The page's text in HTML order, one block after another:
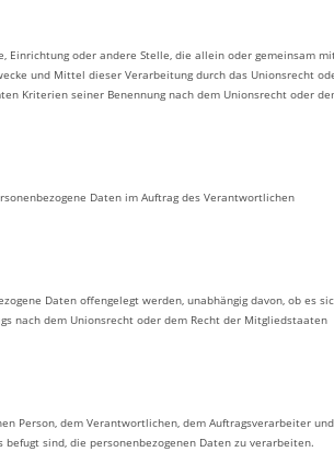
oder andere Stelle, die allein oder gemeinsam
und Mittel dieser Verarbeitung durch das Unionsrecht
Kriterien seiner Benennung nach dem Unionsrecht oder
Daten im Auftrag des Verantwortlichen
Daten offengelegt werden, unabhängig davon, ob es
nach dem Unionsrecht oder dem Recht der Mitgliedstaaten
Person, dem Verantwortlichen, dem Auftragsverarbeiter und
sind, die personenbezogenen Daten zu verarbeiten.